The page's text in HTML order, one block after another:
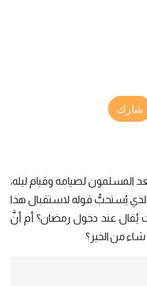
Article
شارك
المسلمون لصيامه وقيام ليله،
يُستحبُّ قوله لاستقبال هذا
عند دخول رمضان؟ أم أنَّ
من الخير؟